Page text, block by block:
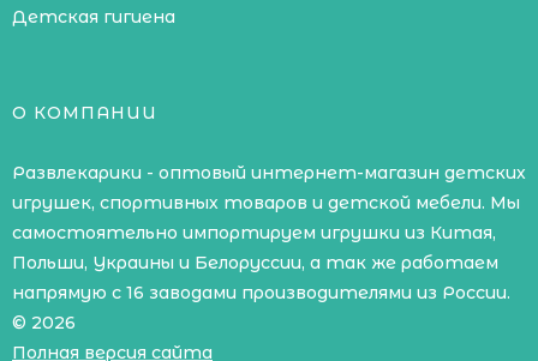
Детская гигиена
О КОМПАНИИ
Развлекарики - оптовый интернет-магазин детских
игрушек, спортивных товаров и детской мебели. Мы
самостоятельно импортируем игрушки из Китая,
Польши, Украины и Белоруссии, а так же работаем
напрямую с 16 заводами производителями из России.
© 2026
Полная версия сайта